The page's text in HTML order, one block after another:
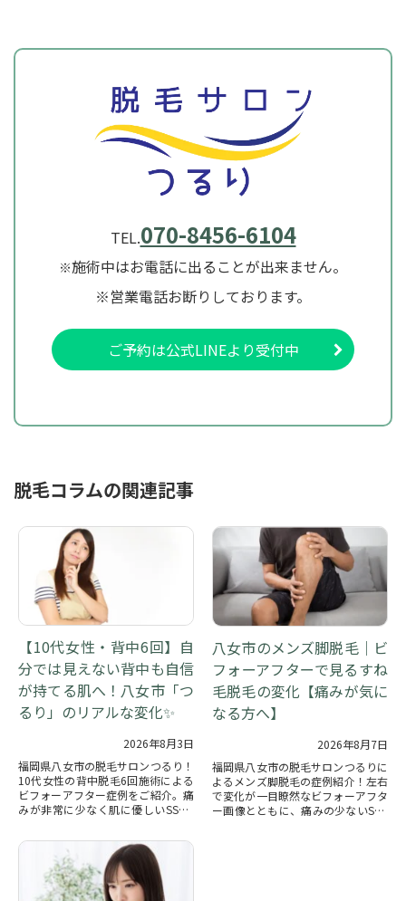
TEL.070-8456-6104
※施術中はお電話に出ることが出来ません。
※営業電話お断りしております。
ご予約は公式LINEより受付中
脱毛コラムの関連記事
【10代女性・背中6回】自
分では見えない背中も自信
が持てる肌へ！八女市「つ
るり」のリアルな変化✨
2026年8月3日
福岡県八女市の脱毛サロンつるり！
10代女性の背中脱毛6回施術による
ビフォーアフター症例をご紹介。痛
みが非常に少なく肌に優しいSSCM
やまエリアで背中ケアなら当サロン
八女市のメンズ脚脱毛｜ビ
フォーアフターで見るすね
毛脱毛の変化【痛みが気に
なる方へ】
2026年8月7日
福岡県八女市の脱毛サロンつるりに
よるメンズ脚脱毛の症例紹介！左右
で変化が一目瞭然なビフォーアフタ
ー画像とともに、痛みの少ないSSC